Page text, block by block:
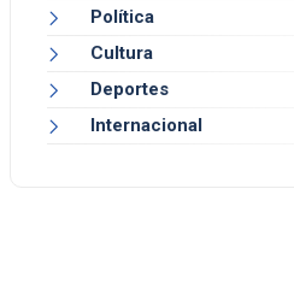
Política
Cultura
Deportes
Internacional